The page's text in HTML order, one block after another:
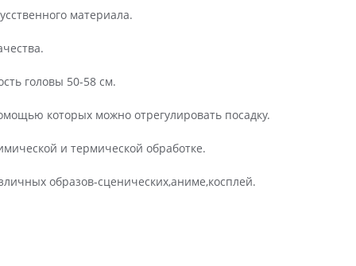
материала.
головы 50-58 см.
которых можно отрегулировать посадку.
и термической обработке.
образов-сценических,аниме,косплей.